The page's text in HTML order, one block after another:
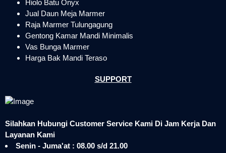
Hiolo Batu Onyx
Jual Daun Meja Marmer
Raja Marmer Tulungagung
Gentong Kamar Mandi Minimalis
Vas Bunga Marmer
Harga Bak Mandi Teraso
SUPPORT
Silahkan Hubungi Customer Service Kami Di Jam Kerja Dan
Layanan Kami
Senin - Juma'at : 08.00 s/d 21.00